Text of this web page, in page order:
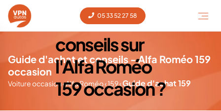
05 33 52 27 58
Guide d'achat et conseils - Alfa Roméo 159
occasion
Voiture occasion‹Alfa Roméo‹159‹Guide d'achat 159
Besoin de
conseils sur
l'Alfa Roméo
159 occasion ?